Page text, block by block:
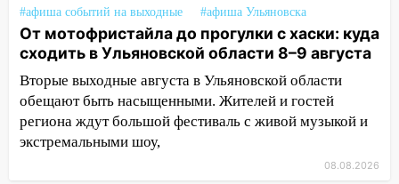
13:14
Ураган оторвал светофор на
проспекте Филатова в Ульяновске
13:12 Дерево пробило крышу дома на
Новгородской в Ульяновске и рухнуло
на электрощит
13:10 В Заволжском районе дерево
#афиша событий на выходные
#афиша Ульяновска
От мотофристайла до прогулки с хаски: куда
сходить в Ульяновской области 8–9 августа
Вторые выходные августа в Ульяновской области
обещают быть насыщенными. Жителей и гостей
региона ждут большой фестиваль с живой музыкой и
экстремальными шоу,
08.08.2026